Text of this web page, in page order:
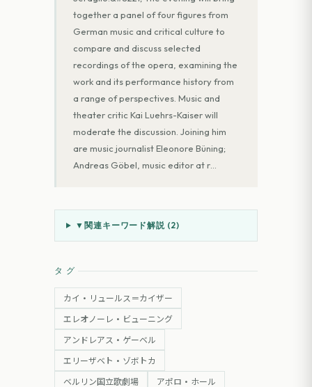
together a panel of four figures from
German music and critical culture to
compare and discuss selected
recordings of the opera, examining the
work and its performance history from
a range of perspectives. Music and
theater critic Kai Luehrs-Kaiser will
moderate the discussion. Joining him
are music journalist Eleonore Büning;
Andreas Göbel, music editor at r
▼ 関連キーワード解説 (2)
タグ
カイ・リュールス＝カイザー
エレオノーレ・ビューニング
アンドレアス・ゲーベル
エリーザベト・ゾボトカ
ベルリン国立歌劇場 アポロ・ホール